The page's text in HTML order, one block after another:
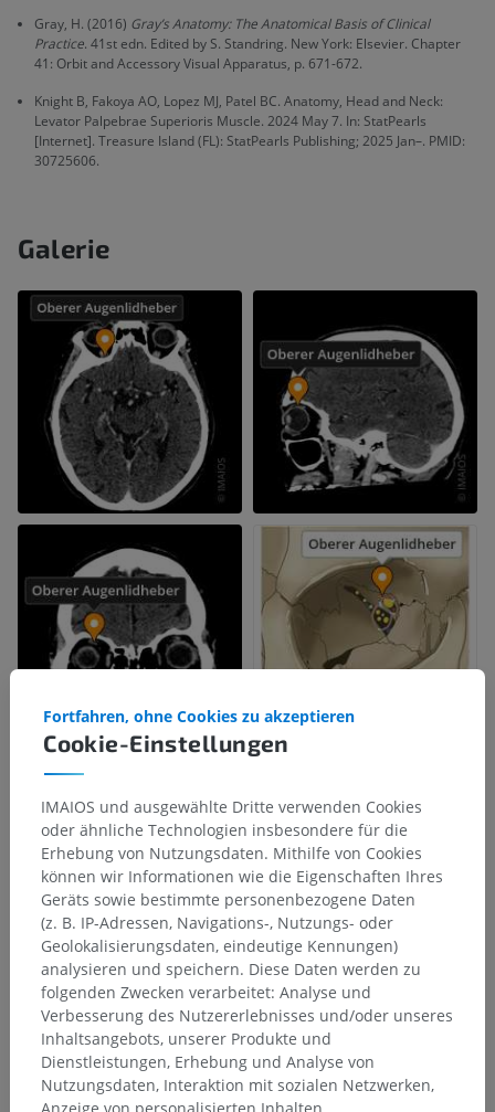
Gray, H. (2016) Gray’s Anatomy: The Anatomical Basis of Clinical
Practice. 41st edn. Edited by S. Standring. New York: Elsevier. Chapter
41: Orbit and Accessory Visual Apparatus, p. 671-672.
Knight B, Fakoya AO, Lopez MJ, Patel BC. Anatomy, Head and Neck:
Levator Palpebrae Superioris Muscle. 2024 May 7. In: StatPearls
[Internet]. Treasure Island (FL): StatPearls Publishing; 2025 Jan–. PMID:
30725606.
Galerie
Cookie-Einstellungen
Fortfahren, ohne Cookies zu akzeptieren
IMAIOS und ausgewählte Dritte verwenden Cookies
oder ähnliche Technologien insbesondere für die
Erhebung von Nutzungsdaten. Mithilfe von Cookies
können wir Informationen wie die Eigenschaften Ihres
Geräts sowie bestimmte personenbezogene Daten
(z. B. IP-Adressen, Navigations-, Nutzungs- oder
Geolokalisierungsdaten, eindeutige Kennungen)
analysieren und speichern. Diese Daten werden zu
folgenden Zwecken verarbeitet: Analyse und
Verbesserung des Nutzererlebnisses und/oder unseres
Inhaltsangebots, unserer Produkte und
Dienstleistungen, Erhebung und Analyse von
Nutzungsdaten, Interaktion mit sozialen Netzwerken,